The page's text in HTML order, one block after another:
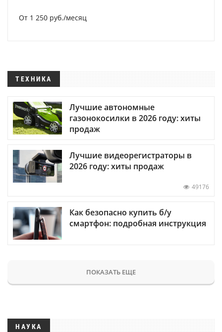
От 1 250 руб./месяц
ТЕХНИКА
Лучшие автономные
газонокосилки в 2026 году: хиты
продаж
Лучшие видеорегистраторы в
2026 году: хиты продаж
49176
Как безопасно купить б/у
смартфон: подробная инструкция
ПОКАЗАТЬ ЕЩЕ
НАУКА